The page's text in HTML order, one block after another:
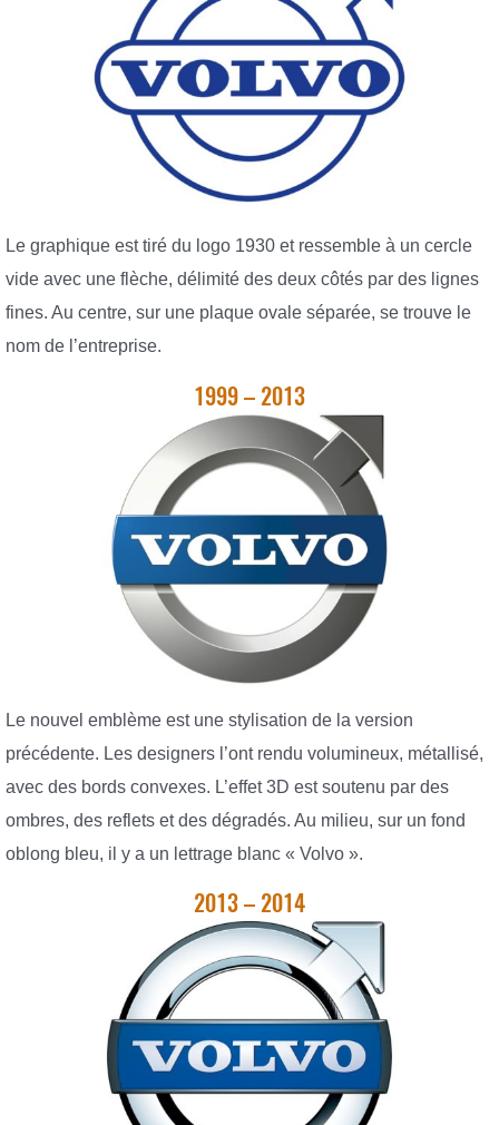
Le graphique est tiré du logo 1930 et ressemble à un cercle
vide avec une flèche, délimité des deux côtés par des lignes
fines. Au centre, sur une plaque ovale séparée, se trouve le
nom de l’entreprise.
1999 – 2013
Le nouvel emblème est une stylisation de la version
précédente. Les designers l’ont rendu volumineux, métallisé,
avec des bords convexes. L’effet 3D est soutenu par des
ombres, des reflets et des dégradés. Au milieu, sur un fond
oblong bleu, il y a un lettrage blanc « Volvo ».
2013 – 2014